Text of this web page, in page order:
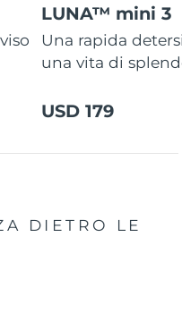
LUNA™ mini 3
Una rapida
una vita di
USD 179
DIETRO LE